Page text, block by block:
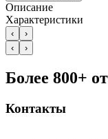
Описание
Характеристики
‹
›
‹
›
Более 800+
Контакты